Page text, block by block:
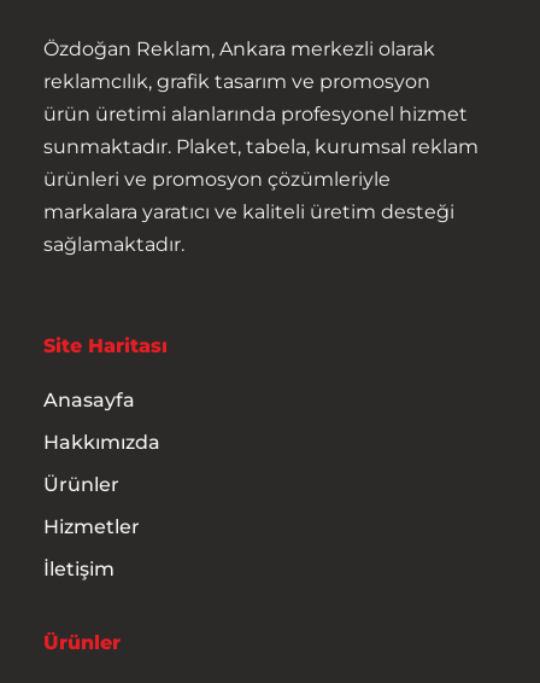
Özdoğan Reklam, Ankara merkezli olarak
reklamcılık, grafik tasarım ve promosyon
ürün üretimi alanlarında profesyonel hizmet
sunmaktadır. Plaket, tabela, kurumsal reklam
ürünleri ve promosyon çözümleriyle
markalara yaratıcı ve kaliteli üretim desteği
sağlamaktadır.
Site Haritası
Anasayfa
Hakkımızda
Ürünler
Hizmetler
İletişim
Ürünler
Hizmetler
İletişim